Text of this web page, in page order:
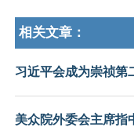
相关文章：
习近平会成为崇祯第
美众院外委会主席指